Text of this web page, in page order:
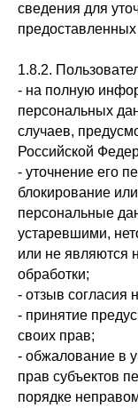
сведения для
1.8.2.
- на полную
персональных
случаев,
Российской
- уточнение его
блокирование
персональные
устаревшими,
или не являются
обработки;
- отзыв согласия
- принятие
своих прав;
- обжалование в
прав субъектов
порядке